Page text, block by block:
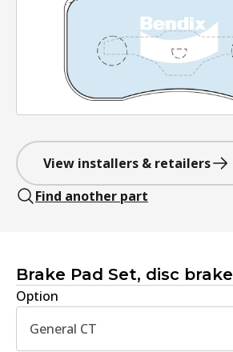
View installers & retailers
Find another part
Brake Pad Set, disc brake
Option
General CT